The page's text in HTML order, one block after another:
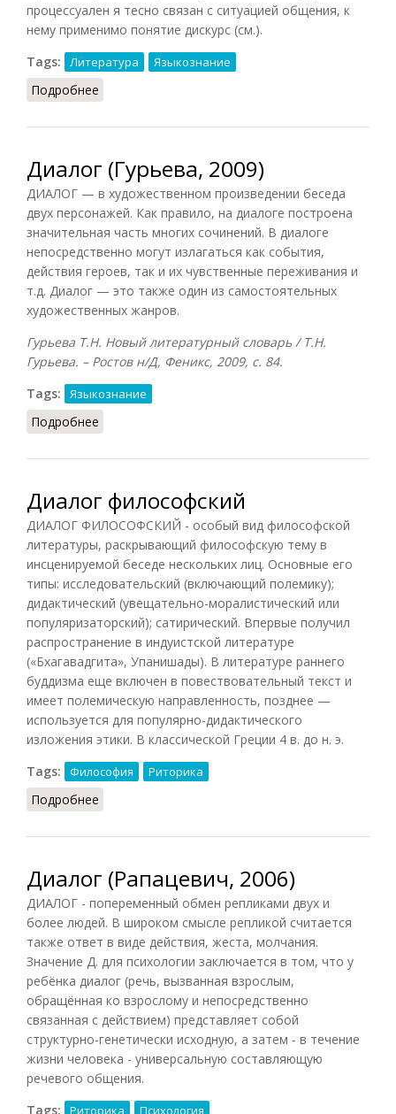
процессуален я тесно связан с ситуацией общения, к
нему применимо понятие дискурс (см.).
Tags:
Литература Языкознание
Подробнее
Диалог (Гурьева, 2009)
ДИАЛОГ — в художественном произведении беседа
двух персонажей. Как правило, на диалоге построена
значительная часть многих сочинений. В диалоге
непосредственно могут излагаться как события,
действия героев, так и их чувственные переживания и
т.д. Диалог — это также один из самостоятельных
художественных жанров.
Гурьева Т.Н. Новый литературный словарь / Т.Н.
Гурьева. – Ростов н/Д, Феникс, 2009, с. 84.
Tags:
Языкознание
Подробнее
Диалог философский
ДИАЛОГ ФИЛОСОФСКИЙ - особый вид философской
литературы, раскрывающий философскую тему в
инсценируемой беседе нескольких лиц. Основные его
типы: исследовательский (включающий полемику);
дидактический (увещательно-моралистический или
популяризаторский); сатирический. Впервые получил
распространение в индуистской литературе
(«Бхагавадгита», Упанишады). В литературе раннего
буддизма еще включен в повествовательный текст и
имеет полемическую направленность, позднее —
используется для популярно-дидактического
изложения этики. В классической Греции 4 в. до н. э.
Tags:
Философия Риторика
Подробнее
Диалог (Рапацевич, 2006)
ДИАЛОГ - попеременный обмен репликами двух и
более людей. В широком смысле репликой считается
также ответ в виде действия, жеста, молчания.
Значение Д. для психологии заключается в том, что у
ребёнка диалог (речь, вызванная взрослым,
обращённая ко взрослому и непосредственно
связанная с действием) представляет собой
структурно-генетически исходную, а затем - в течение
жизни человека - универсальную составляющую
речевого общения.
Tags:
Риторика Психология